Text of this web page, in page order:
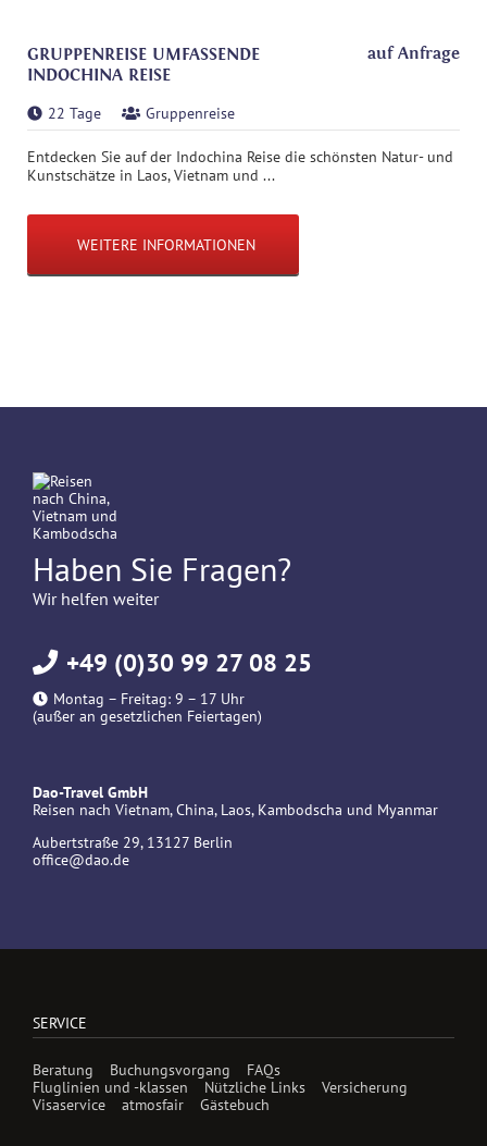
GRUPPENREISE UMFASSENDE
INDOCHINA REISE
auf Anfrage
22 Tage Gruppenreise
Entdecken Sie auf der Indochina Reise die schönsten Natur- und
Kunstschätze in Laos, Vietnam und ...
WEITERE INFORMATIONEN
Haben Sie Fragen?
Wir helfen weiter
+49 (0)30 99 27 08 25
Montag – Freitag: 9 – 17 Uhr
(außer an gesetzlichen Feiertagen)
Dao-Travel GmbH
Reisen nach Vietnam, China, Laos, Kambodscha und Myanmar
Aubertstraße 29, 13127 Berlin
office@dao.de
SERVICE
Beratung Buchungsvorgang
FAQs
Fluglinien und -klassen
Nützliche Links
Versicherung
Visaservice
atmosfair Gästebuch